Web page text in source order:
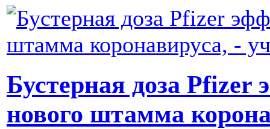
Бустерная доза
нового штамма